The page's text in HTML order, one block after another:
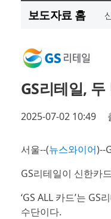
보도자료 홈
GS리테일,
2025-07-02 10:49
서울--(뉴스와이어)--
GS리테일이 신한카
‘GS ALL 카드’는
수단이다.